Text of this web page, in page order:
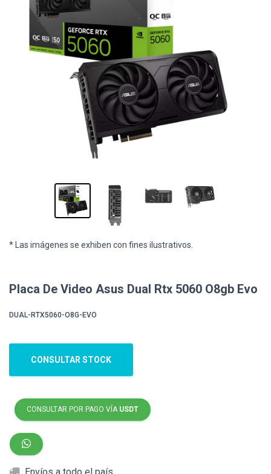
* Las imágenes se exhiben con fines ilustrativos.
Placa De Video Asus Dual Rtx 5060 O8gb Evo
DUAL-RTX5060-O8G-EVO
CONSULTAR STOCK
CONSULTAR POR PAGO VÍA USDT